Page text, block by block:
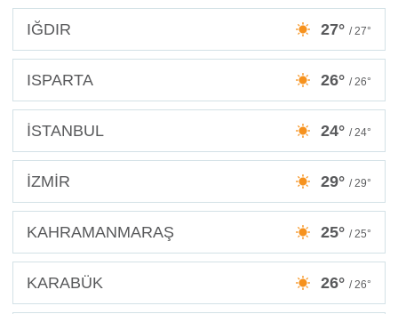
IĞDIR 27° / 27°
ISPARTA 26° / 26°
İSTANBUL 24° / 24°
İZMİR 29° / 29°
KAHRAMANMARAŞ 25° / 25°
KARABÜK 26° / 26°